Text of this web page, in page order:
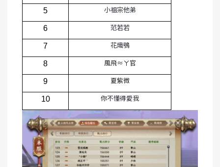
5 小祖宗他弟
6 范若若
7 花熾鴞
8 風飛≈ㄚ官
9 夏紫微
10 你不懂得愛我